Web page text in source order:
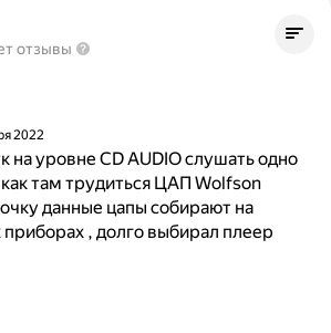
отзывы
2022
на уровне CD AUDIO слушать одно
там трудиться ЦАП Wolfson
данные цапы собирают на
, долго выбирал плеер